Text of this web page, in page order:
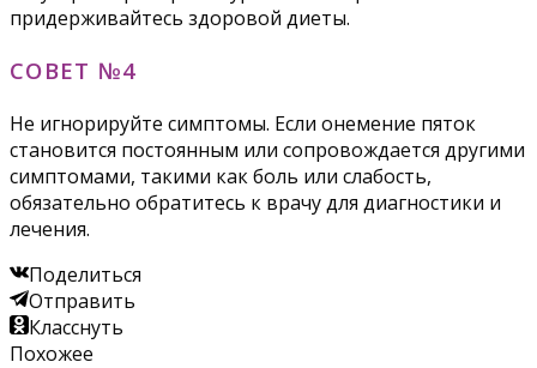
придерживайтесь здоровой диеты.
СОВЕТ №4
Не игнорируйте симптомы. Если онемение пяток
становится постоянным или сопровождается другими
симптомами, такими как боль или слабость,
обязательно обратитесь к врачу для диагностики и
лечения.
Поделиться
Отправить
Класснуть
Похожее